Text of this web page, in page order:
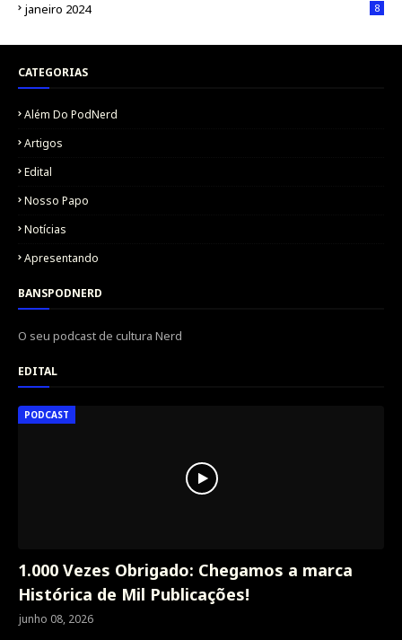
janeiro 2024 8
CATEGORIAS
Além Do PodNerd
Artigos
Edital
Nosso Papo
Notícias
Apresentando
BANSPODNERD
O seu podcast de cultura Nerd
EDITAL
PODCAST
1.000 Vezes Obrigado: Chegamos a marca
Histórica de Mil Publicações!
junho 08, 2026